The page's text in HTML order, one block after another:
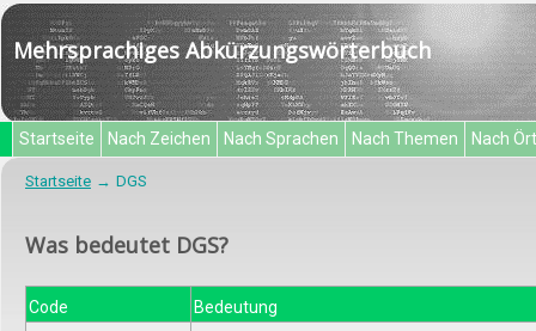
Mehrsprachiges Abkürzungswörterbuch
Startseite Nach Zeichen Nach Sprachen Nach Themen Nach
Startseite DGS
Was bedeutet DGS?
Code
Bedeutung